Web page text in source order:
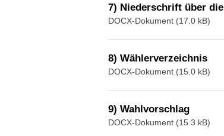
7) Niederschrift über
DOCX-Dokument (17.0 kB)
8) Wählerverzeichnis
DOCX-Dokument (15.0 kB)
9) Wahlvorschlag
DOCX-Dokument (15.3 kB)